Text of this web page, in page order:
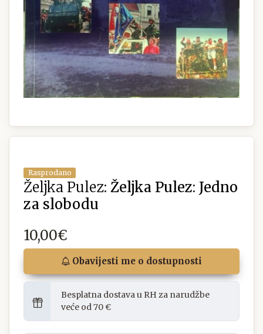
Rasprodano
Željka Pulez: Željka Pulez: Jedno
za slobodu
10,00€
Obavijesti me o dostupnosti
Besplatna dostava u RH za narudžbe
veće od 70 €